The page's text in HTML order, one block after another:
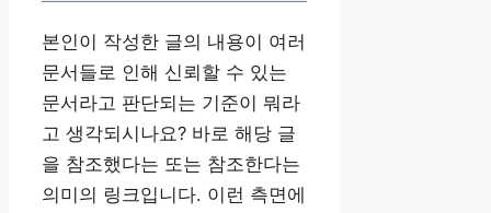
본인이 작성한 글의 내용이 여러
문서들로 인해 신뢰할 수 있는
문서라고 판단되는 기준이 뭐라
고 생각되시나요? 바로 해당 글
을 참조했다는 또는 참조한다는
의미의 링크입니다. 이런 측면에